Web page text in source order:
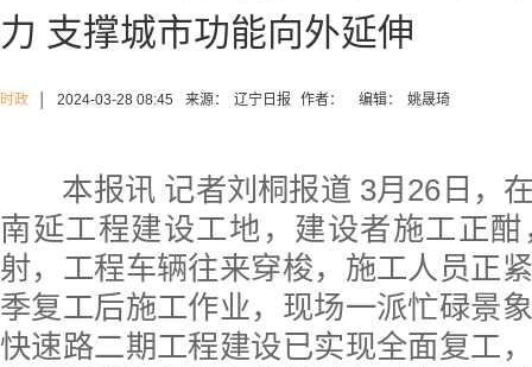
力 支撑城市功能向外延伸
时政 2024-03-28 08:45 来源： 辽宁日报 作者： 编辑： 姚晟琦
本报讯 记者刘桐报道 3月26日，
南延工程建设工地，建设者施工正
射，工程车辆往来穿梭，施工人员正
季复工后施工作业，现场一派忙碌景
快速路二期工程建设已实现全面复工